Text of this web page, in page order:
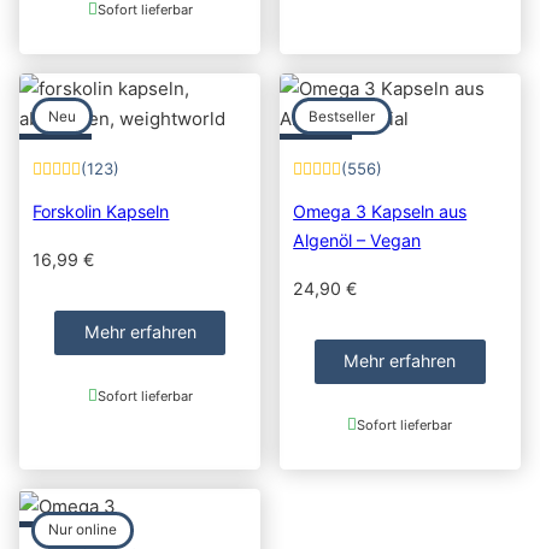
Sofort lieferbar
(123)
Forskolin Kapseln
16,99€
Mehr erfahren
Sofort lieferbar
Neu
(556)
Omega 3 Kapseln aus
Algenöl – Vegan
24,90€
Mehr erfahren
Sofort lieferbar
Bestseller
Nur online